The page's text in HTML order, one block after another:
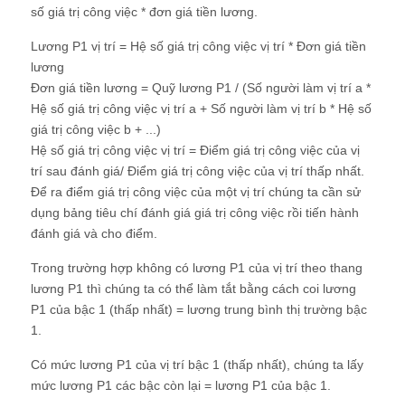
số giá trị công việc * đơn giá tiền lương.
Lương P1 vị trí = Hệ số giá trị công việc vị trí * Đơn giá tiền
lương
Đơn giá tiền lương = Quỹ lương P1 / (Số người làm vị trí a *
Hệ số giá trị công việc vị trí a + Số người làm vị trí b * Hệ số
giá trị công việc b + ...)
Hệ số giá trị công việc vị trí = Điểm giá trị công việc của vị
trí sau đánh giá/ Điểm giá trị công việc của vị trí thấp nhất.
Để ra điểm giá trị công việc của một vị trí chúng ta cần sử
dụng bảng tiêu chí đánh giá giá trị công việc rồi tiến hành
đánh giá và cho điểm.
Trong trường hợp không có lương P1 của vị trí theo thang
lương P1 thì chúng ta có thể làm tắt bằng cách coi lương
P1 của bậc 1 (thấp nhất) = lương trung bình thị trường bậc
1.
Có mức lương P1 của vị trí bậc 1 (thấp nhất), chúng ta lấy
mức lương P1 các bậc còn lại = lương P1 của bậc 1.